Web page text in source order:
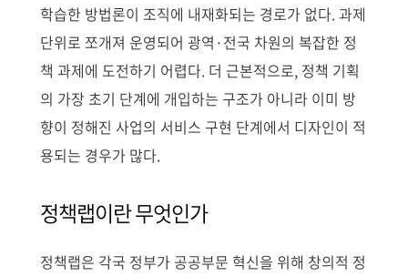
학습한 방법론이 조직에 내재화되는 경로가 없다. 과제
단위로 쪼개져 운영되어 광역·전국 차원의 복잡한 정
책 과제에 도전하기 어렵다. 더 근본적으로, 정책 기획
의 가장 초기 단계에 개입하는 구조가 아니라 이미 방
향이 정해진 사업의 서비스 구현 단계에서 디자인이 적
용되는 경우가 많다.
정책랩이란 무엇인가
정책랩은 각국 정부가 공공부문 혁신을 위해 창의적 정